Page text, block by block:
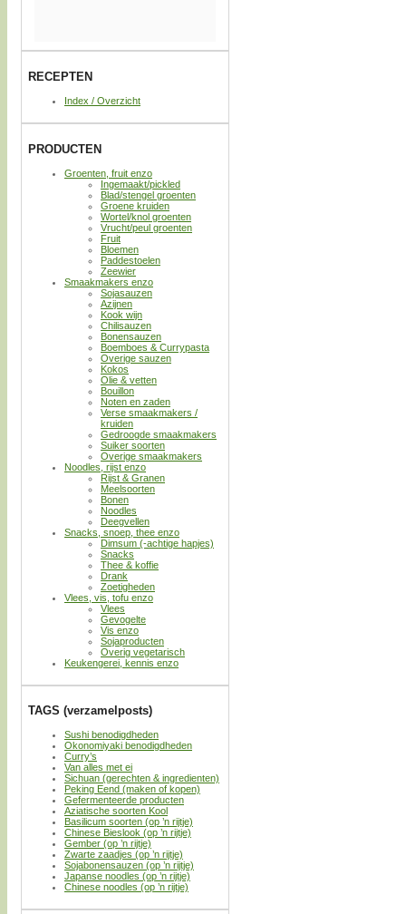
RECEPTEN
Index / Overzicht
PRODUCTEN
Groenten, fruit enzo
Ingemaakt/pickled
Blad/stengel groenten
Groene kruiden
Wortel/knol groenten
Vrucht/peul groenten
Fruit
Bloemen
Paddestoelen
Zeewier
Smaakmakers enzo
Sojasauzen
Azijnen
Kook wijn
Chilisauzen
Bonensauzen
Boemboes & Currypasta
Overige sauzen
Kokos
Olie & vetten
Bouillon
Noten en zaden
Verse smaakmakers /
kruiden
Gedroogde smaakmakers
Suiker soorten
Overige smaakmakers
Noodles, rijst enzo
Rijst & Granen
Meelsoorten
Bonen
Noodles
Deegvellen
Snacks, snoep, thee enzo
Dimsum (-achtige hapjes)
Snacks
Thee & koffie
Drank
Zoetigheden
Vlees, vis, tofu enzo
Vlees
Gevogelte
Vis enzo
Sojaproducten
Overig vegetarisch
Keukengerei, kennis enzo
TAGS (verzamelposts)
Sushi benodigdheden
Okonomiyaki benodigdheden
Curry’s
Van alles met ei
Sichuan (gerechten & ingredienten)
Peking Eend (maken of kopen)
Gefermenteerde producten
Aziatische soorten Kool
Basilicum soorten (op ’n rijtje)
Chinese Bieslook (op ’n rijtje)
Gember (op ’n rijtje)
Zwarte zaadjes (op ’n rijtje)
Sojabonensauzen (op ’n rijtje)
Japanse noodles (op ’n rijtje)
Chinese noodles (op ’n rijtje)